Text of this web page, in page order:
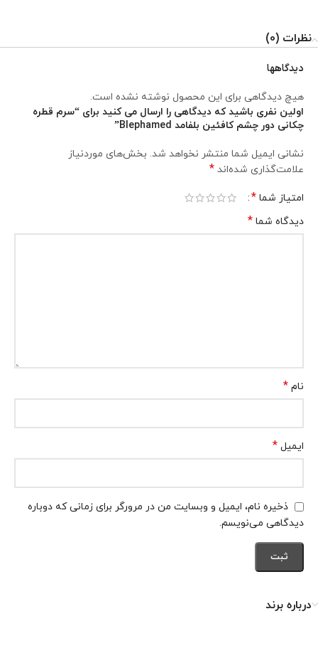
نظرات (0)
دیدگاهها
هیچ دیدگاهی برای این محصول نوشته نشده است.
اولین نفری باشید که دیدگاهی را ارسال می کنید برای “سرم قطره
چکانی دور چشم کافئین بلفامد Blephamed”
نشانی ایمیل شما منتشر نخواهد شد. بخش‌های موردنیاز
علامت‌گذاری شده‌اند *
امتیاز شما *
دیدگاه شما *
نام *
ایمیل *
ذخیره نام، ایمیل و وبسایت من در مرورگر برای زمانی که دوباره
دیدگاهی می‌نویسم.
درباره برند